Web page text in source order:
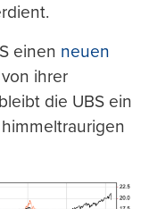
einen neuen
ihrer
die UBS ein